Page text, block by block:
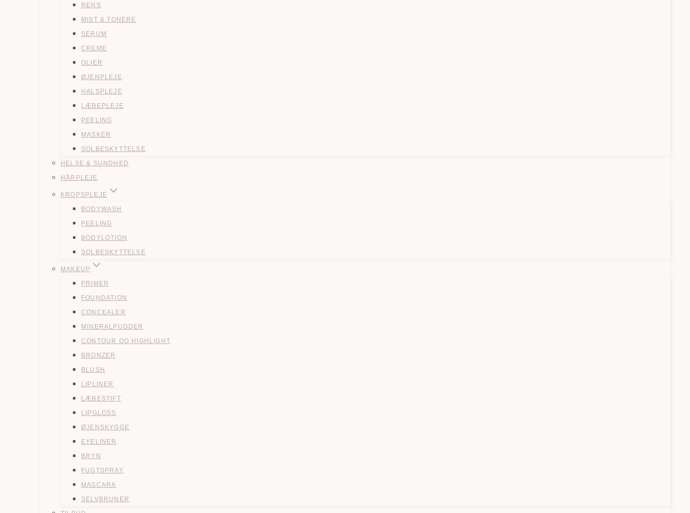
RENS
MIST & TONERE
SERUM
CREME
OLIER
ØJENPLEJE
HALSPLEJE
LÆBEPLEJE
PEELING
MASKER
SOLBESKYTTELSE
HELSE & SUNDHED
HÅRPLEJE
KROPSPLEJE
BODYWASH
PEELING
BODYLOTION
SOLBESKYTTELSE
MAKEUP
PRIMER
FOUNDATION
CONCEALER
MINERALPUDDER
CONTOUR OG HIGHLIGHT
BRONZER
BLUSH
LIPLINER
LÆBESTIFT
LIPGLOSS
ØJENSKYGGE
EYELINER
BRYN
FUGTSPRAY
MASCARA
SELVBRUNER